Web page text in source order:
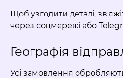
Щоб узгодити деталі,
через соцмережі або
Географія
Усі замовлення